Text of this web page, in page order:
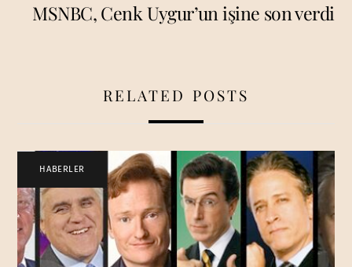
MSNBC, Cenk Uygur’un işine son verdi
RELATED POSTS
HABERLER